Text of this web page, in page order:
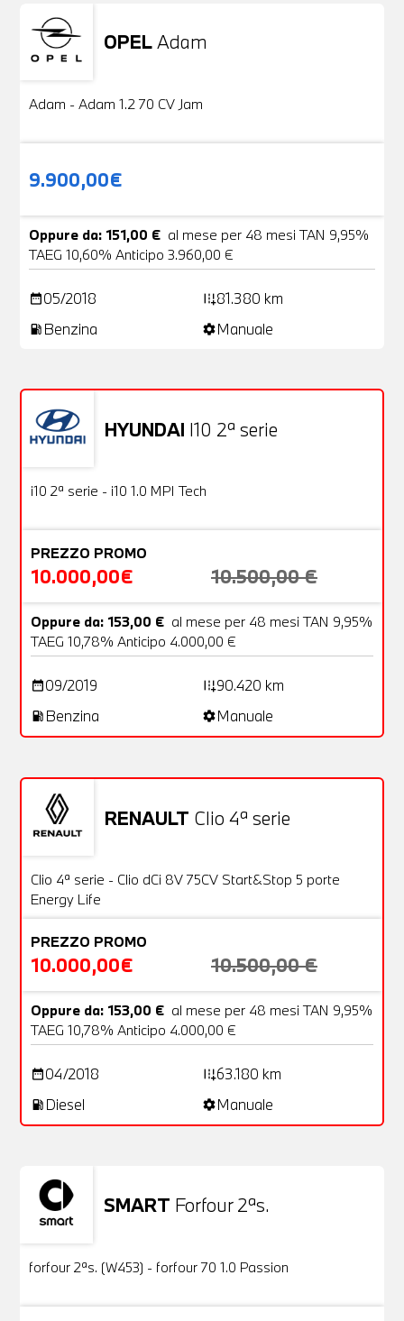
OPELAdam
Usato
Adam - Adam 1.2 70 CV Jam
9.900,00€
Oppure da: 151,00 € al mese per 48 mesi TAN 9,95%
TAEG 10,60% Anticipo 3.960,00 €
date_range05/2018 add_road81.380 km
local_gas_station Benzina settingsManuale
HYUNDAI I10 2ª serie
OFFERTA
Usato
i10 2ª serie - i10 1.0 MPI Tech
PREZZO PROMO
10.000,00€ 10.500,00 €
Oppure da: 153,00 € al mese per 48 mesi TAN 9,95%
TAEG 10,78% Anticipo 4.000,00 €
date_range09/2019 add_road90.420 km
local_gas_station Benzina settingsManuale
RENAULT Clio 4ª serie
OFFERTA
Usato
Clio 4ª serie - Clio dCi 8V 75CV Start&Stop 5 porte
Energy Life
PREZZO PROMO
10.000,00€ 10.500,00 €
Oppure da: 153,00 € al mese per 48 mesi TAN 9,95%
TAEG 10,78% Anticipo 4.000,00 €
date_range04/2018 add_road63.180 km
local_gas_station Diesel settingsManuale
SMART Forfour 2ªs.
Usato
forfour 2ªs. (W453) - forfour 70 1.0 Passion